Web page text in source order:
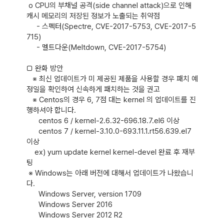
o CPU의 부채널 공격(side channel attack)으로 인해
캐시 메모리의 저장된 정보가 노출되는 취약점
- 스펙터(Spectre, CVE-2017-5753, CVE-2017-5
715)
- 멜트다운(Meltdown, CVE-2017-5754)
□ 완화 방안
※ 최신 업데이트가 미 제공된 제품을 사용할 경우 패치 예
정일을 확인하여 신속하게 패치하는 것을 권고
※ Centos의 경우 6, 7점 대는 kernel 의 업데이트를 진
행하셔야 합니다.
centos 6 / kernel-2.6.32-696.18.7.el6 이상
centos 7 / kernel-3.10.0-693.11.1.rt56.639.el7
이상
팅
※ Windows는 아래 버전에 대해서 업데이트가 나왔습니
다.
Windows Server, version 1709
Windows Server 2016
Windows Server 2012 R2